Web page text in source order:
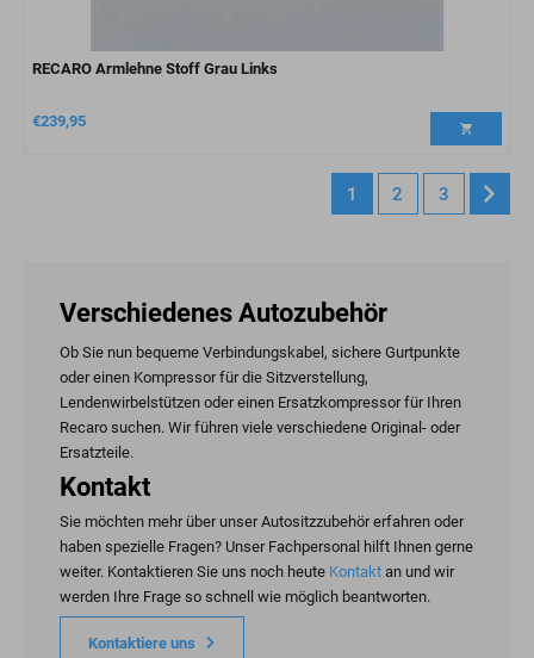
RECARO Armlehne Stoff Grau Links
€239,95
1 2 3
Verschiedenes Autozubehör
Ob Sie nun bequeme Verbindungskabel, sichere Gurtpunkte
oder einen Kompressor für die Sitzverstellung,
Lendenwirbelstützen oder einen Ersatzkompressor für Ihren
Recaro suchen. Wir führen viele verschiedene Original- oder
Ersatzteile.
Kontakt
Sie möchten mehr über unser Autositzzubehör erfahren oder
haben spezielle Fragen? Unser Fachpersonal hilft Ihnen gerne
weiter. Kontaktieren Sie uns noch heute Kontakt an und wir
werden Ihre Frage so schnell wie möglich beantworten.
Kontaktiere uns